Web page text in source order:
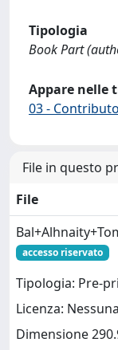
Tipologia
Book Part
Appare nelle
03 -
File in questo
File
accesso riservato
Tipologia: Pre-
Licenza:
Dimensione